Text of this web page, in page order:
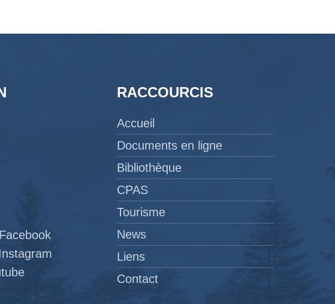
RACCOURCIS
Accueil
Documents en ligne
Bibliothèque
CPAS
Tourisme
News
Liens
Contact